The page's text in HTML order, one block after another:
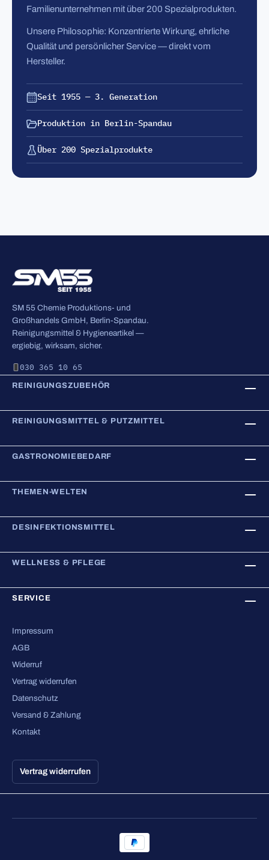
Familienunternehmen mit über 200 Spezialprodukten.
Unsere Philosophie: Konzentrierte Wirkung, ehrliche
Qualität und persönlicher Service — direkt vom
Hersteller.
Seit 1955 — 3. Generation
Produktion in Berlin-Spandau
Über 200 Spezialprodukte
SM 55 Chemie Produktions- und
Großhandels GmbH, Berlin-Spandau.
Reinigungsmittel & Hygieneartikel —
ergiebig, wirksam, sicher.
030 365 10 65
REINIGUNGSZUBEHÖR
REINIGUNGSMITTEL & PUTZMITTEL
GASTRONOMIEBEDARF
THEMEN-WELTEN
DESINFEKTIONSMITTEL
WELLNESS & PFLEGE
SERVICE
Impressum
AGB
Widerruf
Vertrag widerrufen
Datenschutz
Versand & Zahlung
Kontakt
Vertrag widerrufen